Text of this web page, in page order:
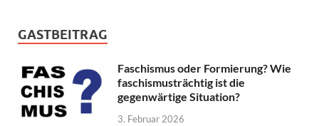
GASTBEITRAG
Faschismus oder Formierung? Wie
faschismusträchtig ist die
gegenwärtige Situation?
3. Februar 2026